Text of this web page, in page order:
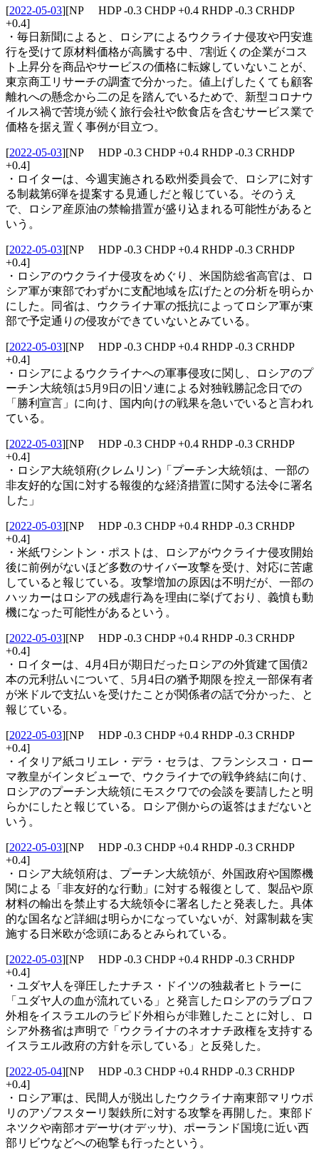
[2022-05-03][NP HDP -0.3 CHDP +0.4 RHDP -0.3 CRHDP
+0.4]
・毎日新聞によると、ロシアによるウクライナ侵攻や円安進
行を受けて原材料価格が高騰する中、7割近くの企業がコス
ト上昇分を商品やサービスの価格に転嫁していないことが、
東京商工リサーチの調査で分かった。値上げしたくても顧客
離れへの懸念から二の足を踏んでいるためで、新型コロナウ
イルス禍で苦境が続く旅行会社や飲食店を含むサービス業で
価格を据え置く事例が目立つ。
[2022-05-03][NP HDP -0.3 CHDP +0.4 RHDP -0.3 CRHDP
+0.4]
・ロイターは、今週実施される欧州委員会で、ロシアに対す
る制裁第6弾を提案する見通しだと報じている。そのうえ
で、ロシア産原油の禁輸措置が盛り込まれる可能性があると
いう。
[2022-05-03][NP HDP -0.3 CHDP +0.4 RHDP -0.3 CRHDP
+0.4]
・ロシアのウクライナ侵攻をめぐり、米国防総省高官は、ロ
シア軍が東部でわずかに支配地域を広げたとの分析を明らか
にした。同省は、ウクライナ軍の抵抗によってロシア軍が東
部で予定通りの侵攻ができていないとみている。
[2022-05-03][NP HDP -0.3 CHDP +0.4 RHDP -0.3 CRHDP
+0.4]
・ロシアによるウクライナへの軍事侵攻に関し、ロシアのプ
ーチン大統領は5月9日の旧ソ連による対独戦勝記念日での
「勝利宣言」に向け、国内向けの戦果を急いでいると言われ
ている。
[2022-05-03][NP HDP -0.3 CHDP +0.4 RHDP -0.3 CRHDP
+0.4]
・ロシア大統領府(クレムリン)「プーチン大統領は、一部の
非友好的な国に対する報復的な経済措置に関する法令に署名
した」
[2022-05-03][NP HDP -0.3 CHDP +0.4 RHDP -0.3 CRHDP
+0.4]
・米紙ワシントン・ポストは、ロシアがウクライナ侵攻開始
後に前例がないほど多数のサイバー攻撃を受け、対応に苦慮
していると報じている。攻撃増加の原因は不明だが、一部の
ハッカーはロシアの残虐行為を理由に挙げており、義憤も動
機になった可能性があるという。
[2022-05-03][NP HDP -0.3 CHDP +0.4 RHDP -0.3 CRHDP
+0.4]
・ロイターは、4月4日が期日だったロシアの外貨建て国債2
本の元利払いについて、5月4日の猶予期限を控え一部保有者
が米ドルで支払いを受けたことが関係者の話で分かった、と
報じている。
[2022-05-03][NP HDP -0.3 CHDP +0.4 RHDP -0.3 CRHDP
+0.4]
・イタリア紙コリエレ・デラ・セラは、フランシスコ・ロー
マ教皇がインタビューで、ウクライナでの戦争終結に向け、
ロシアのプーチン大統領にモスクワでの会談を要請したと明
らかにしたと報じている。ロシア側からの返答はまだないと
いう。
[2022-05-03][NP HDP -0.3 CHDP +0.4 RHDP -0.3 CRHDP
+0.4]
・ロシア大統領府は、プーチン大統領が、外国政府や国際機
関による「非友好的な行動」に対する報復として、製品や原
材料の輸出を禁止する大統領令に署名したと発表した。具体
的な国名など詳細は明らかになっていないが、対露制裁を実
施する日米欧が念頭にあるとみられている。
[2022-05-03][NP HDP -0.3 CHDP +0.4 RHDP -0.3 CRHDP
+0.4]
・ユダヤ人を弾圧したナチス・ドイツの独裁者ヒトラーに
「ユダヤ人の血が流れている」と発言したロシアのラブロフ
外相をイスラエルのラピド外相らが非難したことに対し、ロ
シア外務省は声明で「ウクライナのネオナチ政権を支持する
イスラエル政府の方針を示している」と反発した。
[2022-05-04][NP HDP -0.3 CHDP +0.4 RHDP -0.3 CRHDP
+0.4]
・ロシア軍は、民間人が脱出したウクライナ南東部マリウポ
リのアゾフスターリ製鉄所に対する攻撃を再開した。東部ド
ネツクや南部オデーサ(オデッサ)、ポーランド国境に近い西
部リビウなどへの砲撃も行ったという。